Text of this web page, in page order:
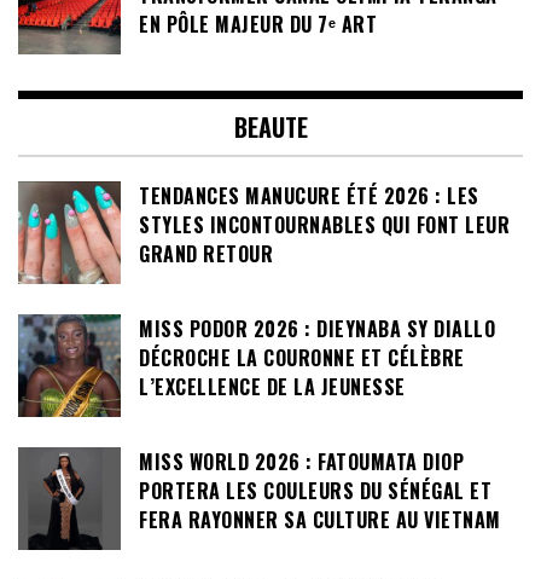
EN PÔLE MAJEUR DU 7ᵉ ART
BEAUTE
TENDANCES MANUCURE ÉTÉ 2026 : LES
STYLES INCONTOURNABLES QUI FONT LEUR
GRAND RETOUR
MISS PODOR 2026 : DIEYNABA SY DIALLO
DÉCROCHE LA COURONNE ET CÉLÈBRE
L’EXCELLENCE DE LA JEUNESSE
MISS WORLD 2026 : FATOUMATA DIOP
PORTERA LES COULEURS DU SÉNÉGAL ET
FERA RAYONNER SA CULTURE AU VIETNAM